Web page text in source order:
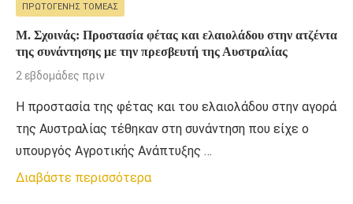
ΠΡΩΤΟΓΕΝΉΣ ΤΟΜΈΑΣ
Μ. Σχοινάς: Προστασία φέτας και ελαιολάδου στην ατζέντα
της συνάντησης με την πρεσβευτή της Αυστραλίας
2 εβδομάδες πριν
Η προστασία της φέτας και του ελαιολάδου στην αγορά
της Αυστραλίας τέθηκαν στη συνάντηση που είχε ο
υπουργός Αγροτικής Ανάπτυξης …
Διαβάστε περισσότερα